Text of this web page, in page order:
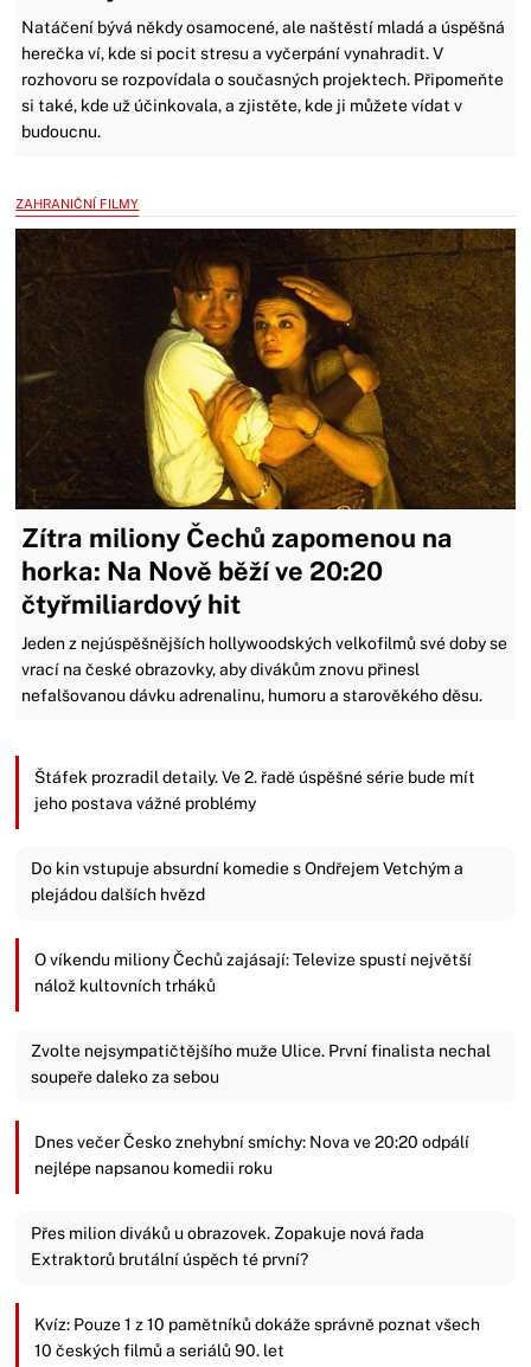
Natáčení bývá někdy osamocené, ale naštěstí mladá a úspěšná
herečka ví, kde si pocit stresu a vyčerpání vynahradit. V
rozhovoru se rozpovídala o současných projektech. Připomeňte
si také, kde už účinkovala, a zjistěte, kde ji můžete vídat v
budoucnu.
ZAHRANIČNÍ FILMY
Zítra miliony Čechů zapomenou na
horka: Na Nově běží ve 20:20
čtyřmiliardový hit
Jeden z nejúspěšnějších hollywoodských velkofilmů své doby se
vrací na české obrazovky, aby divákům znovu přinesl
nefalšovanou dávku adrenalinu, humoru a starověkého děsu.
Štáfek prozradil detaily. Ve 2. řadě úspěšné série bude mít
jeho postava vážné problémy
Do kin vstupuje absurdní komedie s Ondřejem Vetchým a
plejádou dalších hvězd
O víkendu miliony Čechů zajásají: Televize spustí největší
nálož kultovních trháků
Zvolte nejsympatičtějšího muže Ulice. První finalista nechal
soupeře daleko za sebou
Dnes večer Česko znehybní smíchy: Nova ve 20:20 odpálí
nejlépe napsanou komedii roku
Přes milion diváků u obrazovek. Zopakuje nová řada
Extraktorů brutální úspěch té první?
Kvíz: Pouze 1 z 10 pamětníků dokáže správně poznat všech
10 českých filmů a seriálů 90. let